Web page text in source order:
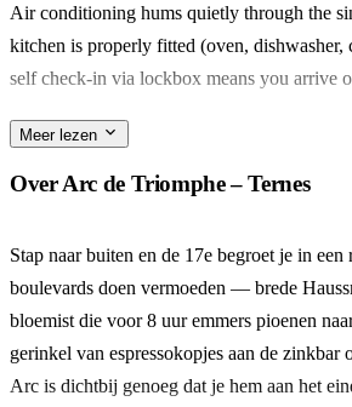
Air conditioning hums quietly through the
kitchen is properly fitted (oven, dishwasher,
self check-in via lockbox means you arrive
Ten minutes on foot brings you to the Arc
fromagers, rôtisseurs and cafés where the
It suits a couple, or a small family with a little
cot for under-threes). What stays with you
day of walking Haussmann boulevards —
again.
Meer lezen
Over Arc de Triomphe – Ternes
Stap naar buiten en de 17e begroet je in een
boulevards doen vermoeden — brede
bloemist die voor 8 uur emmers pioenen
gerinkel van espressokopjes aan de zinkbar
Arc is dichtbij genoeg dat je hem aan het